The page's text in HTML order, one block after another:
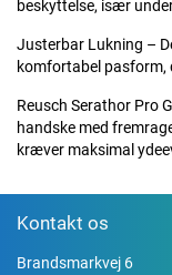
beskyttelse, især
Justerbar Lukning –
komfortabel pasform,
Reusch Serathor Pro
handske med
kræver maksimal
Kontakt os
Brandsmarkvej 6